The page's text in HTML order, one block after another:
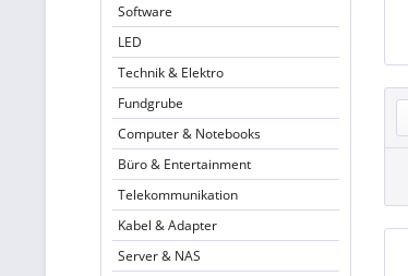
Software
LED
Technik & Elektro
Fundgrube
Computer & Notebooks
Büro & Entertainment
Telekommunikation
Kabel & Adapter
Server & NAS